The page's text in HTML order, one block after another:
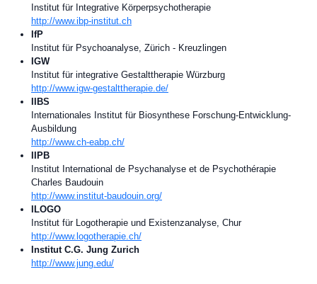
Institut für Integrative Körperpsychotherapie
http://www.ibp-institut.ch
IfP
Institut für Psychoanalyse, Zürich - Kreuzlingen
IGW
Institut für integrative Gestalttherapie Würzburg
http://www.igw-gestalttherapie.de/
IIBS
Internationales Institut für Biosynthese Forschung-Entwicklung-
Ausbildung
http://www.ch-eabp.ch/
IIPB
Institut International de Psychanalyse et de Psychothérapie
Charles Baudouin
http://www.institut-baudouin.org/
ILOGO
Institut für Logotherapie und Existenzanalyse, Chur
http://www.logotherapie.ch/
Institut C.G. Jung Zurich
http://www.jung.edu/